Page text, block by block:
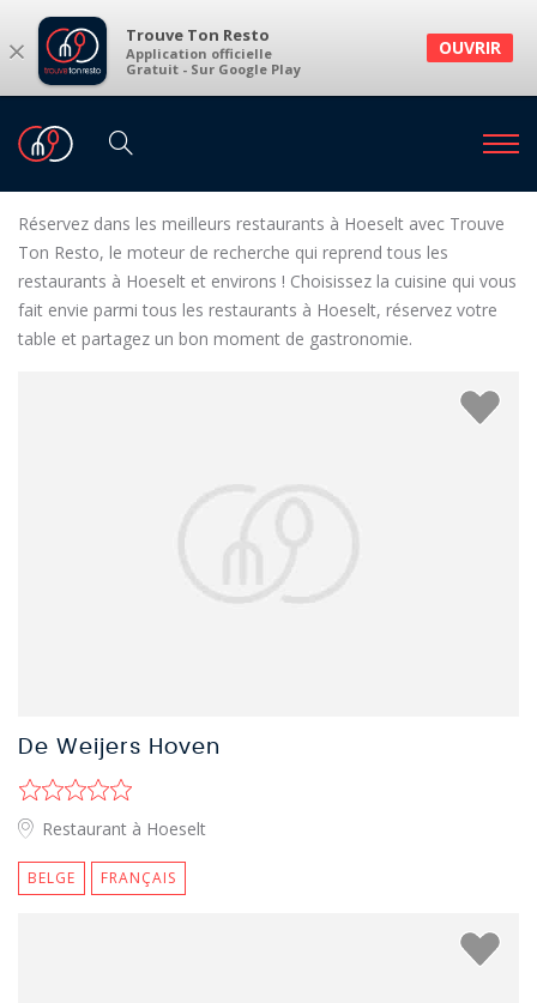
× Trouve Ton Resto
Application officielle
Gratuit - Sur Google Play
OUVRIR
Restaurants
Restaurants à Hoeselt et environs
Réservez dans les meilleurs restaurants à Hoeselt avec Trouve
Ton Resto, le moteur de recherche qui reprend tous les
restaurants à Hoeselt et environs ! Choisissez la cuisine qui vous
fait envie parmi tous les restaurants à Hoeselt, réservez votre
table et partagez un bon moment de gastronomie.
De Weijers Hoven
Restaurant à Hoeselt
BELGE FRANÇAIS